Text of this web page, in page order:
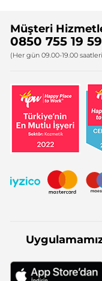
Bize Ulaşın
Firma Bilgileri
Müşteri
0850 755 19 59
(Her gün 09.00-19.00